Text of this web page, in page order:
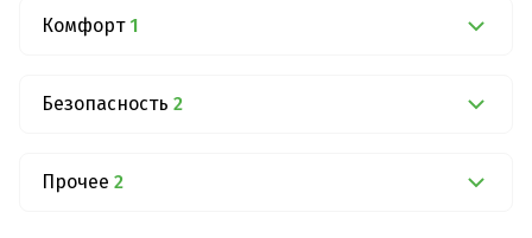
Комфорт 1
Безопасность 2
Прочее 2